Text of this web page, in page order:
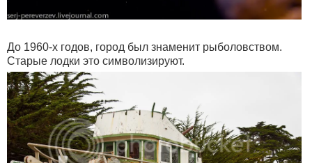
До 1960-х годов, город был знаменит рыболовством.
Старые лодки это символизируют.